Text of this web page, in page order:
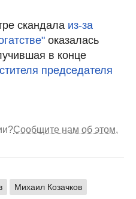
скандала из-за
оказалась
в конце
председателя
Сообщите нам об этом.
Михаил Козачков